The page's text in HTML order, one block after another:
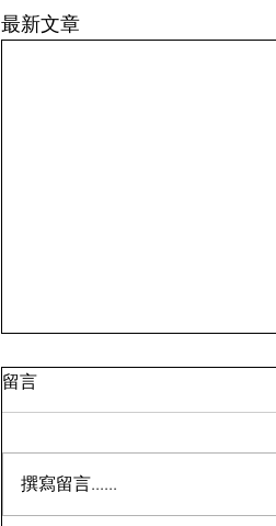
最新文章
留言
撰寫留言......